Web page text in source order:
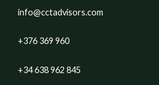
info@cctadvisors.com
+376 369 960
+34 638 962 845